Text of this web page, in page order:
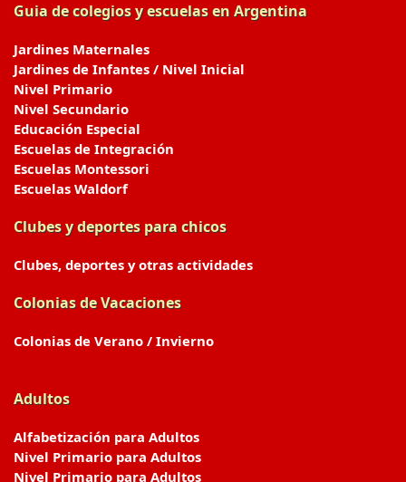
Guia de colegios y escuelas en Argentina
Jardines Maternales
Jardines de Infantes / Nivel Inicial
Nivel Primario
Nivel Secundario
Educación Especial
Escuelas de Integración
Escuelas Montessori
Escuelas Waldorf
Clubes y deportes para chicos
Clubes, deportes y otras actividades
Colonias de Vacaciones
Colonias de Verano / Invierno
Adultos
Alfabetización para Adultos
Nivel Primario para Adultos
Nivel Primario para Adultos